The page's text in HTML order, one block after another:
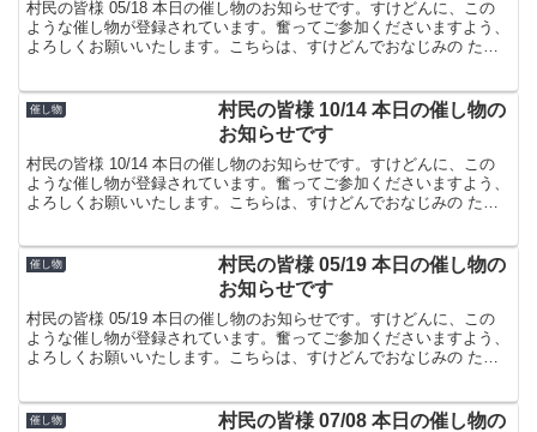
村民の皆様 05/18 本日の催し物のお知らせです。すけどんに、この
ような催し物が登録されています。奮ってご参加くださいますよう、
よろしくお願いいたします。こちらは、すけどんでおなじみの たま
催し物
村民の皆様 10/14 本日の催し物の
お知らせです
村民の皆様 10/14 本日の催し物のお知らせです。すけどんに、この
ような催し物が登録されています。奮ってご参加くださいますよう、
よろしくお願いいたします。こちらは、すけどんでおなじみの たま
催し物
村民の皆様 05/19 本日の催し物の
お知らせです
村民の皆様 05/19 本日の催し物のお知らせです。すけどんに、この
ような催し物が登録されています。奮ってご参加くださいますよう、
よろしくお願いいたします。こちらは、すけどんでおなじみの たま
催し物
村民の皆様 07/08 本日の催し物の